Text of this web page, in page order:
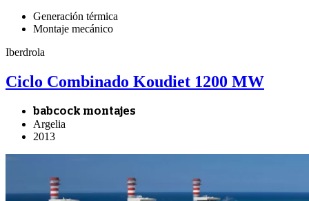
Generación térmica
Montaje mecánico
Iberdrola
Ciclo Combinado Koudiet 1200 MW
babcock montajes
Argelia
2013